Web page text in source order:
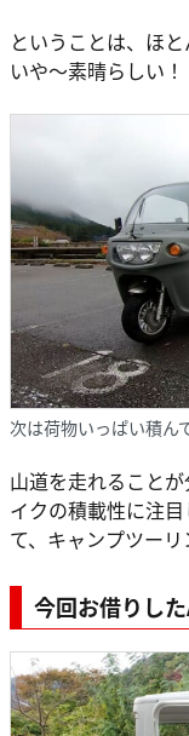
ということは、ほ
いや～素晴らしい！
次は荷物いっぱい積ん
山道を走れること
イクの積載性に注
て、キャンプツー
今回お借りし